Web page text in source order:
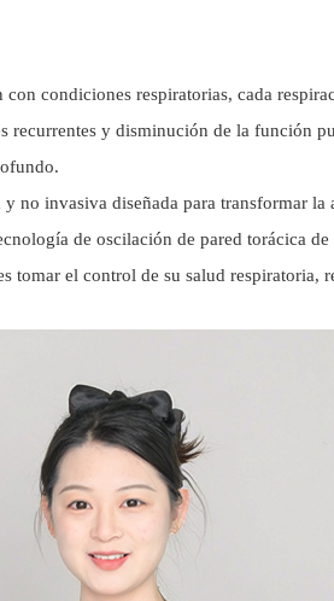
condiciones respiratorias, cada
recurrentes y disminución de la función
invasiva diseñada para transformar
de oscilación de pared torácica
tomar el control de su salud respiratoria,